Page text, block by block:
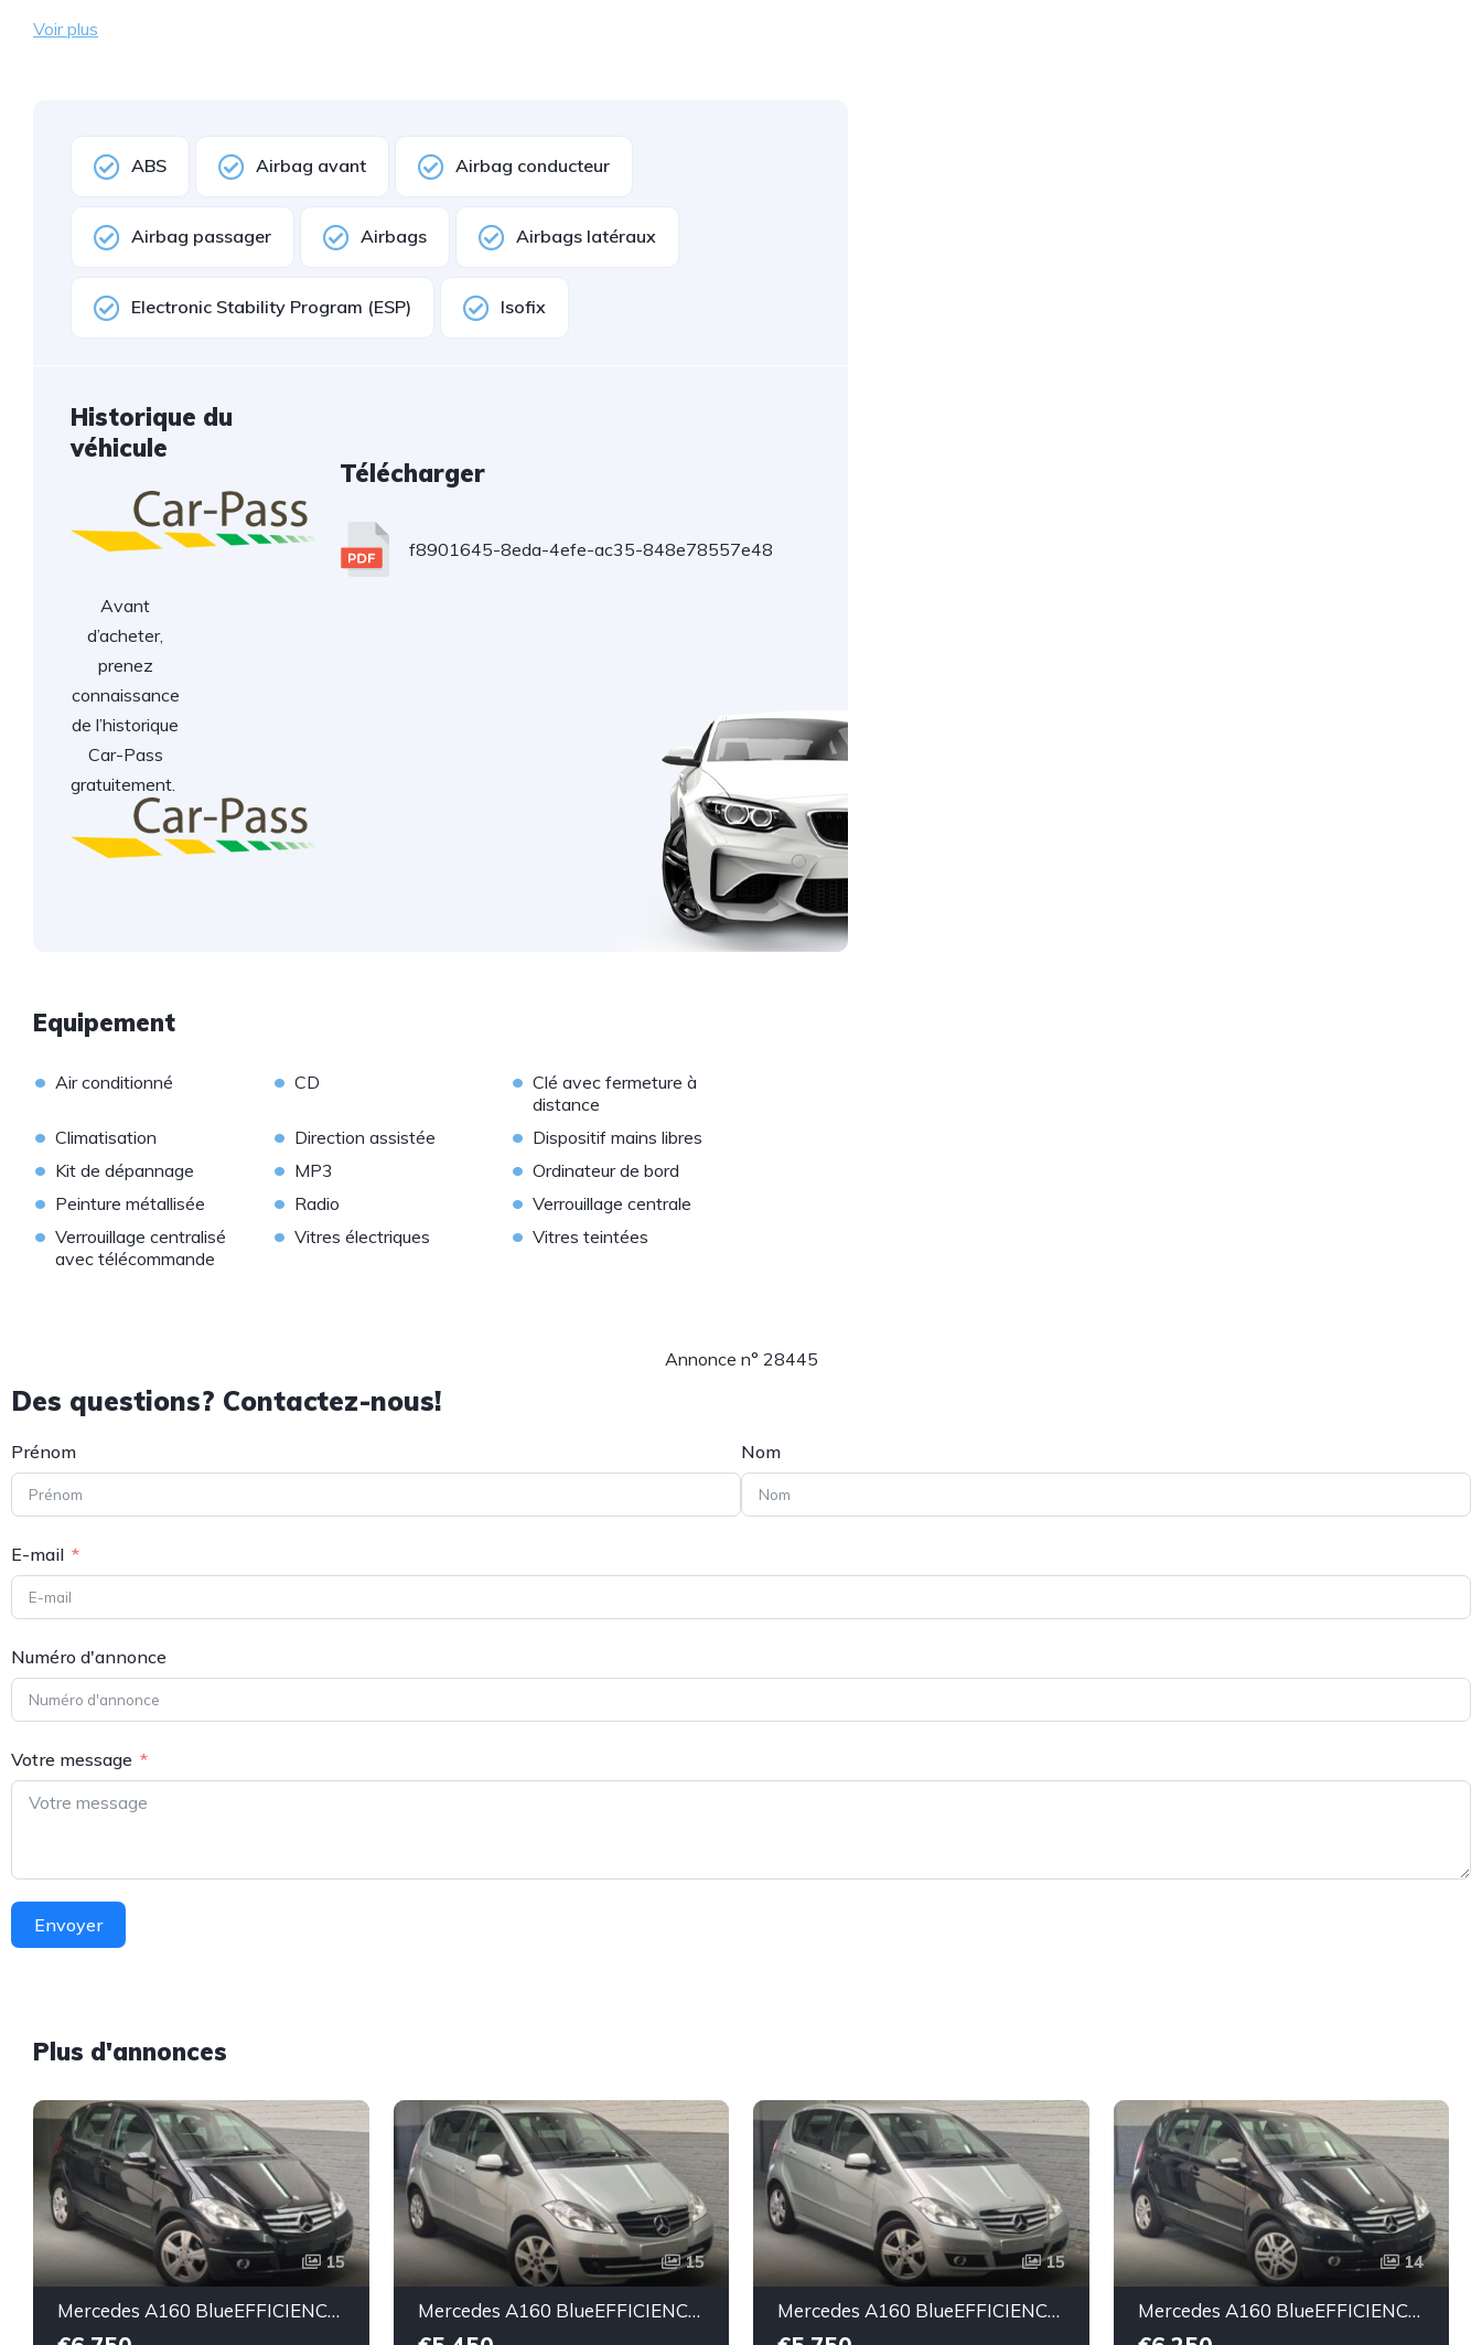
Voir plus
ABS Airbag avant Airbag conducteur
Airbag passager Airbags Airbags latéraux
Electronic Stability Program (ESP) Isofix
Historique du
véhicule
Avant
d’acheter,
prenez
connaissance
de l’historique
Car-Pass
gratuitement.
Télécharger
f8901645-8eda-4efe-ac35-848e78557e48
Equipement
• Air conditionné • CD • Clé avec fermeture à
distance
• Climatisation • Direction assistée • Dispositif mains libres
• Kit de dépannage • MP3 • Ordinateur de bord
• Peinture métallisée • Radio • Verrouillage centrale
• Verrouillage centralisé
avec télécommande
• Vitres électriques • Vitres teintées
Annonce n° 28445
Des questions? Contactez-nous!
Prénom Nom
E-mail
Numéro d'annonce
Votre message
Envoyer
Plus d'annonces
15
Mercedes A160 BlueEFFICIENCY Avangarde -essence euro 5-2010-106.000km-Top état -Garantie
15
Mercedes A160 BlueEFFICIENCY Classic-essence -2009-110.000km-Top état
15
Mercedes A160 BlueEFFICIENCY Avantgarde-essence -2010-104.000km-Top état -Garantie
14
Mercedes A160 BlueEFFICIENCY Avantgarde-essence -08/2011-102.000km-Top état -Garantie